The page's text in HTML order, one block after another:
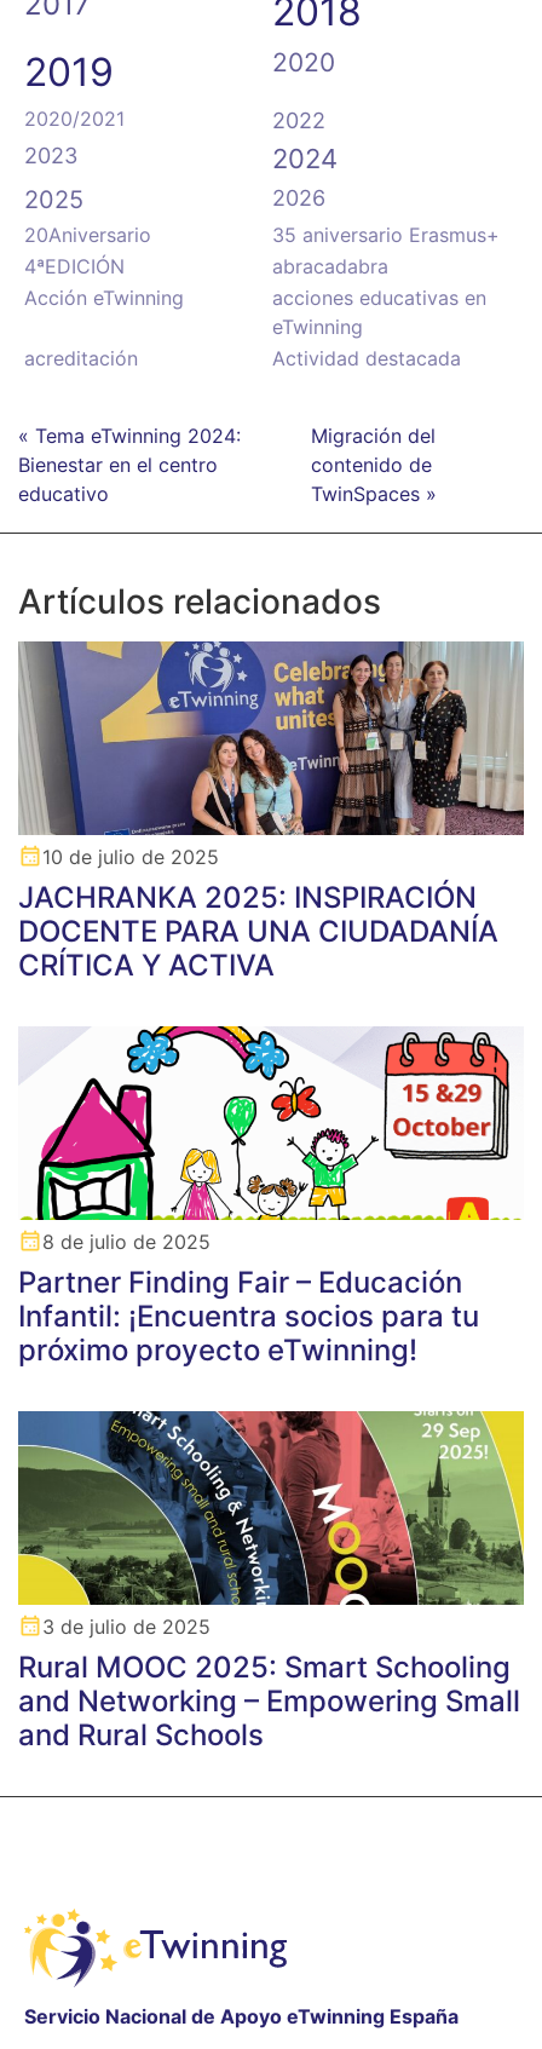
2018
2019
2020
2020/2021
2022
2023
2024
2025 2026
20Aniversario
35 aniversario Erasmus+
4ªEDICIÓN
abracadabra
Acción eTwinning
acciones educativas en
eTwinning
acreditación
Actividad destacada
« Tema eTwinning 2024:
Bienestar en el centro
educativo
Migración del
contenido de
TwinSpaces »
Artículos relacionados
10 de julio de 2025
JACHRANKA 2025: INSPIRACIÓN
DOCENTE PARA UNA CIUDADANÍA
CRÍTICA Y ACTIVA
8 de julio de 2025
Partner Finding Fair – Educación
Infantil: ¡Encuentra socios para tu
próximo proyecto eTwinning!
3 de julio de 2025
Rural MOOC 2025: Smart Schooling
and Networking – Empowering Small
and Rural Schools
Servicio Nacional de Apoyo eTwinning España